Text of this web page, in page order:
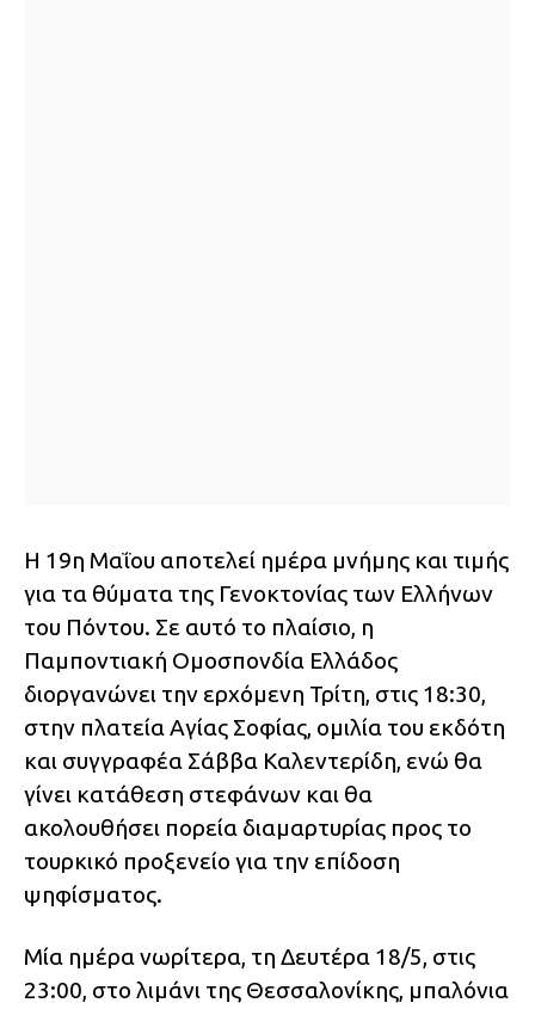
Η 19η Μαΐου αποτελεί ημέρα μνήμης και τιμής
για τα θύματα της Γενοκτονίας των Ελλήνων
του Πόντου. Σε αυτό το πλαίσιο, η
Παμποντιακή Ομοσπονδία Ελλάδος
διοργανώνει την ερχόμενη Τρίτη, στις 18:30,
στην πλατεία Αγίας Σοφίας, ομιλία του εκδότη
και συγγραφέα Σάββα Καλεντερίδη, ενώ θα
γίνει κατάθεση στεφάνων και θα
ακολουθήσει πορεία διαμαρτυρίας προς το
τουρκικό προξενείο για την επίδοση
ψηφίσματος.
Μία ημέρα νωρίτερα, τη Δευτέρα 18/5, στις
23:00, στο λιμάνι της Θεσσαλονίκης, μπαλόνια